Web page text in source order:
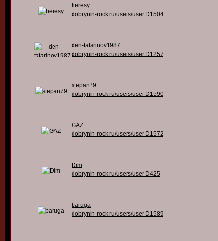
heresy
dobrynin-rock.ru/users/userID1504
den-tatarinov1987
dobrynin-rock.ru/users/userID1257
stepan79
dobrynin-rock.ru/users/userID1590
GAZ
dobrynin-rock.ru/users/userID1572
Dim
dobrynin-rock.ru/users/userID425
baruga
dobrynin-rock.ru/users/userID1589